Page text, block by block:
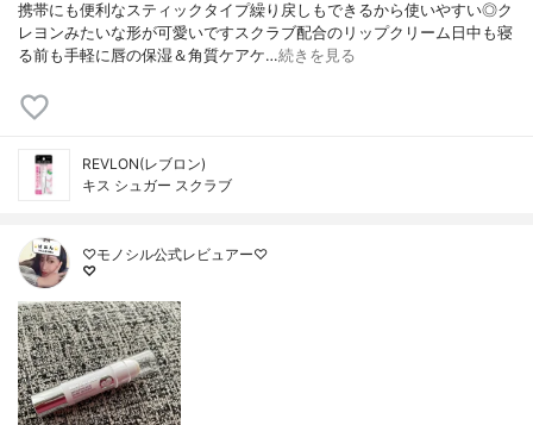
携帯にも便利なスティックタイプ繰り戻しもできるから使いやすい◎ク
レヨンみたいな形が可愛いですスクラブ配合のリップクリーム日中も寝
る前も手軽に唇の保湿＆角質ケアケ…続きを見る
REVLON(レブロン)
キス シュガー スクラブ
♡モノシル公式レビュアー♡
♡